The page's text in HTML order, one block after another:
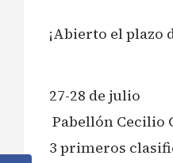
¡Abierto el
27-28 de julio
Pabellón Cecilio
3 primeros